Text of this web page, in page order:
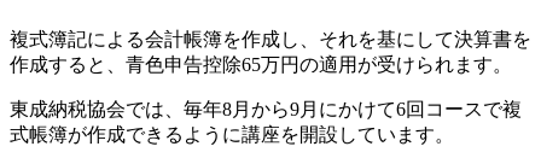
複式簿記による会計帳簿を作成し、それを基にして決算書を
作成すると、青色申告控除65万円の適用が受けられます。
東成納税協会では、毎年8月から9月にかけて6回コースで複
式帳簿が作成できるように講座を開設しています。